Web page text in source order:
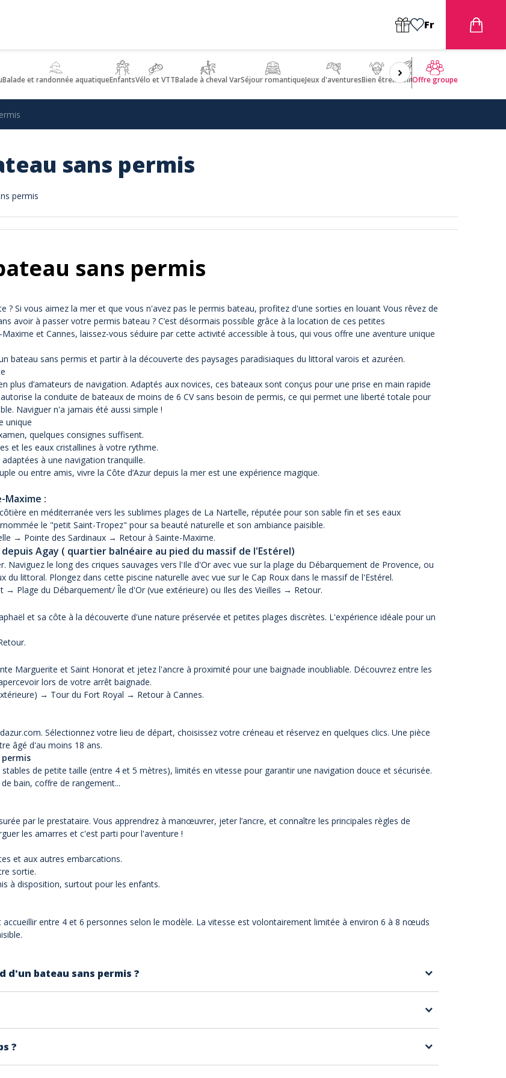
Fr
Balade et randonnée aquatiqueEnfantsVélo et VTTBalade à cheval VarSéjour romantiqueJeux d'aventuresBien êtreInsolite 🤩ULM
Offre groupe
sans permis
permis
sans permis
? Si vous aimez la mer et que vous n'avez pas le permis bateau, profitez d'une sorties en louant Vous rêvez de
avoir à passer votre permis bateau ? C’est désormais possible grâce à la location de ces petites
et Cannes, laissez-vous séduire par cette activité accessible à tous, qui vous offre une aventure unique
bateau sans permis et partir à la découverte des paysages paradisiaques du littoral varois et azuréen.
plus d’amateurs de navigation. Adaptés aux novices, ces bateaux sont conçus pour une prise en main rapide
la conduite de bateaux de moins de 6 CV sans besoin de permis, ce qui permet une liberté totale pour
Naviguer n'a jamais été aussi simple !
unique
quelques consignes suffisent.
et les eaux cristallines à votre rythme.
à une navigation tranquille.
ou entre amis, vivre la Côte d’Azur depuis la mer est une expérience magique.
Maxime :
en méditerranée vers les sublimes plages de La Nartelle, réputée pour son sable fin et ses eaux
le "petit Saint-Tropez" pour sa beauté naturelle et son ambiance paisible.
→ Pointe des Sardinaux → Retour à Sainte-Maxime.
Agay ( quartier balnéaire au pied du massif de l'Estérel)
le long des criques sauvages vers l'Ile d'Or avec vue sur la plage du Débarquement de Provence, ou
littoral. Plongez dans cette piscine naturelle avec vue sur le Cap Roux dans le massif de l'Estérel.
→ Plage du Débarquement/ Île d'Or (vue extérieure) ou Iles des Vieilles → Retour.
et sa côte à la découverte d'une nature préservée et petites plages discrètes. L'expérience idéale pour un
Marguerite et Saint Honorat et jetez l'ancre à proximité pour une baignade inoubliable. Découvrez entre les
lors de votre arrêt baignade.
→ Tour du Fort Royal → Retour à Cannes.
. Sélectionnez votre lieu de départ, choisissez votre créneau et réservez en quelques clics. Une pièce
âgé d'au moins 18 ans.
de petite taille (entre 4 et 5 mètres), limités en vitesse pour garantir une navigation douce et sécurisée.
bain, coffre de rangement...
par le prestataire. Vous apprendrez à manœuvrer, jeter l’ancre, et connaître les principales règles de
les amarres et c'est parti pour l'aventure !
et aux autres embarcations.
sortie.
à disposition, surtout pour les enfants.
entre 4 et 6 personnes selon le modèle. La vitesse est volontairement limitée à environ 6 à 8 nœuds
d'un bateau sans permis ?
?